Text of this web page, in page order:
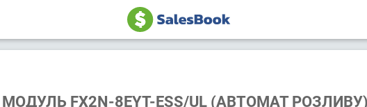
FX2N-8EYT-ESS/UL (АВТОМАТ